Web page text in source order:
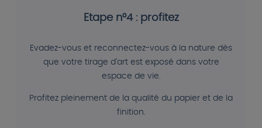
Etape n°4 : profitez
Evadez-vous et reconnectez-vous à la nature dès
que votre tirage d'art est exposé dans votre
espace de vie.
Profitez pleinement de la qualité du papier et de la
finition.